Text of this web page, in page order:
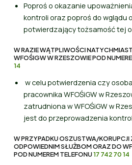
Poproś o okazanie
kontroli oraz poproś do wglądu
potwierdzający tożsamość tej
W RAZIE WĄTPLIWOŚCI
WFOŚIGW W RZESZOWIE POD
14
w celu potwierdzenia czy
pracownika WFOŚiGW w
zatrudniona w WFOŚiGW w
jest do przeprowadzenia
W PRZYPADKU OSZUSTWA/KORUPCJI
ODPOWIEDNIM SŁUŻBOM ORAZ DO
POD NUMEREM TELEFONU17 742 70 14